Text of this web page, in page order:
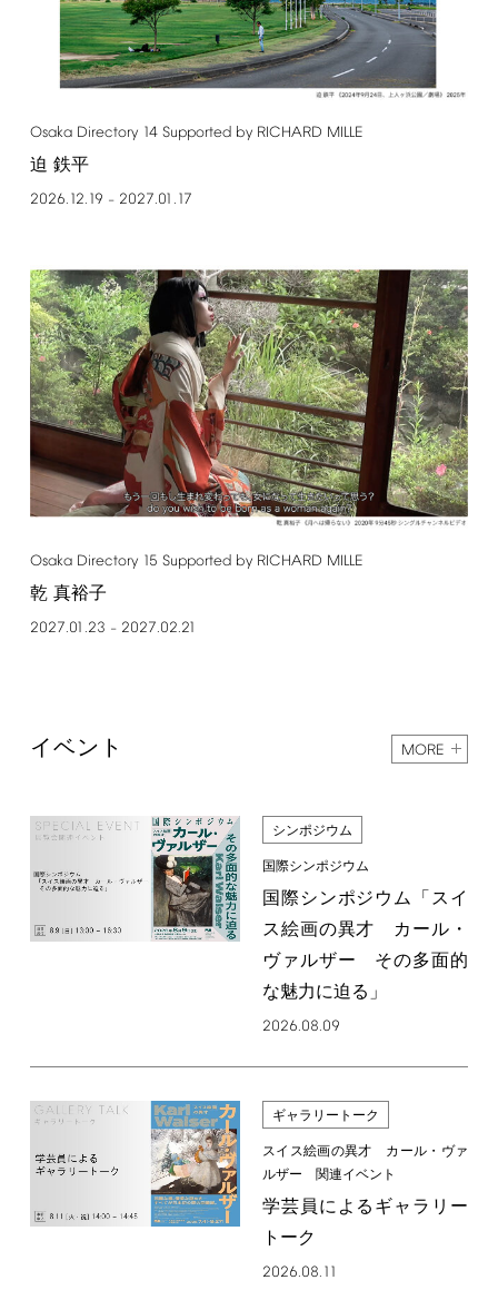
Osaka Directory 14 Supported by RICHARD MILLE
迫 鉄平
2026.12.19 – 2027.01.17
Osaka Directory 15 Supported by RICHARD MILLE
乾 真裕子
2027.01.23 – 2027.02.21
イベント MORE
シンポジウム
国際シンポジウム
国際シンポジウム「スイ
ス絵画の異才 カール・
ヴァルザー その多面的
な魅力に迫る」
2026.08.09
ギャラリートーク
スイス絵画の異才 カール・ヴァ
ルザー 関連イベント
学芸員によるギャラリー
トーク
2026.08.11